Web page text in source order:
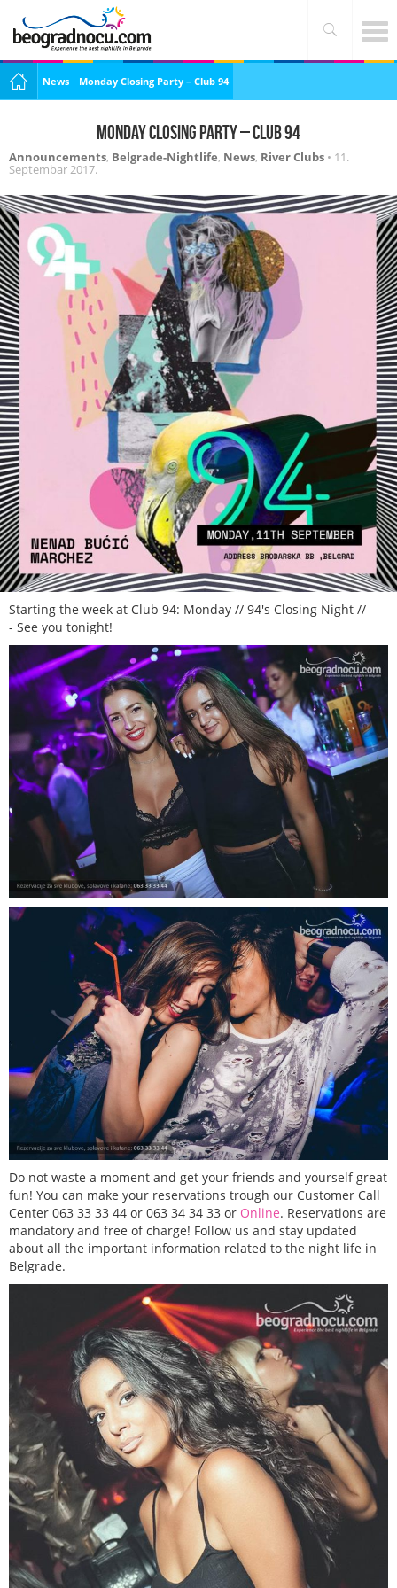
News Monday Closing Party – Club 94
Monday Closing Party – Club 94
Announcements, Belgrade-Nightlife, News, River Clubs • 11.
Septembar 2017.
Starting the week at Club 94: Monday // 94's Closing Night //
- See you tonight!
Do not waste a moment and get your friends and yourself great
fun! You can make your reservations trough our Customer Call
Center 063 33 33 44 or 063 34 34 33 or Online. Reservations are
mandatory and free of charge! Follow us and stay updated
about all the important information related to the night life in
Belgrade.